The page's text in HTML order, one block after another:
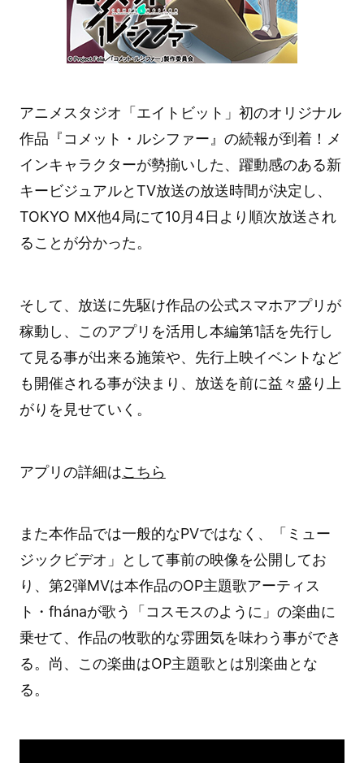
アニメスタジオ「エイトビット」初のオリジナル
作品『コメット・ルシファー』の続報が到着！メ
インキャラクターが勢揃いした、躍動感のある新
キービジュアルとTV放送の放送時間が決定し、
TOKYO MX他4局にて10月4日より順次放送され
ることが分かった。
そして、放送に先駆け作品の公式スマホアプリが
稼動し、このアプリを活用し本編第1話を先行し
て見る事が出来る施策や、先行上映イベントなど
も開催される事が決まり、放送を前に益々盛り上
がりを見せていく。
アプリの詳細はこちら
また本作品では一般的なPVではなく、「ミュー
ジックビデオ」として事前の映像を公開してお
り、第2弾MVは本作品のOP主題歌アーティス
ト・fhánaが歌う「コスモスのように」の楽曲に
乗せて、作品の牧歌的な雰囲気を味わう事ができ
る。尚、この楽曲はOP主題歌とは別楽曲とな
る。